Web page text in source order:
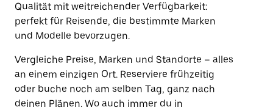
Qualität mit weitreichender Verfügbarkeit:
perfekt für Reisende, die bestimmte Marken
und Modelle bevorzugen.
Vergleiche Preise, Marken und Standorte – alles
an einem einzigen Ort. Reserviere frühzeitig
oder buche noch am selben Tag, ganz nach
deinen Plänen. Wo auch immer du in